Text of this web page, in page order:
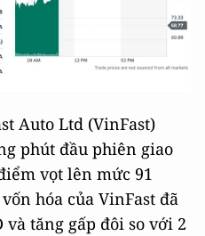
Auto Ltd (VinFast)
phút đầu phiên giao
vọt lên mức 91
hóa của VinFast đã
tăng gấp đôi so với 2